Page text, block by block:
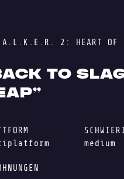
2: HEART OF
TO
medium